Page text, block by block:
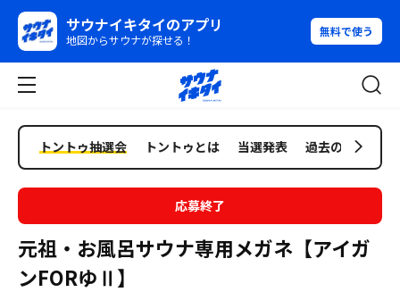
サウナイキタイのアプリ
地図からサウナが探せる！
無料で使う
トントゥ抽選会 トントゥとは 当選発表 過去の抽選会
応募終了
元祖・お風呂サウナ専用メガネ【アイガ
ンFORゆⅡ】